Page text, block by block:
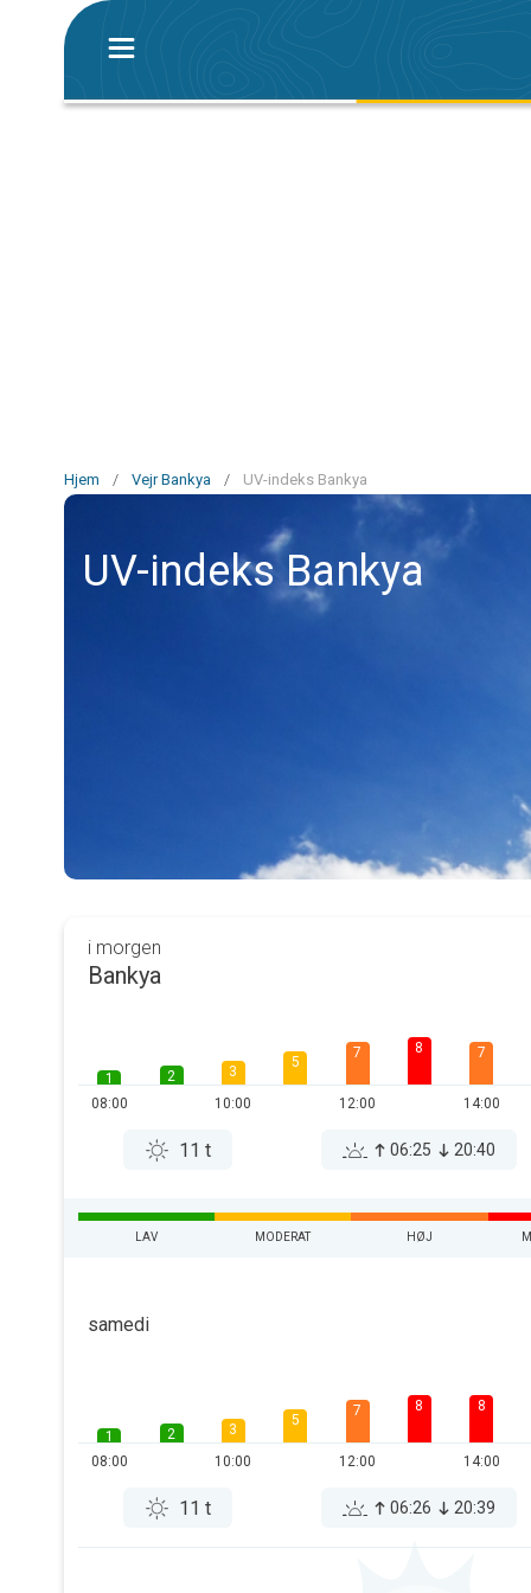
Hjem / Vejr Bankya / UV-indeks Bankya
UV-indeks Bankya
i morgen
Bankya
1
08:00
2
3
10:00
5
7
12:00
8 7
14:00
11 t 06:25 20:40
LAV MODERAT HØJ
samedi
1
08:00
2
3
10:00
5
7
12:00
8 8
14:00
11 t 06:26 20:39